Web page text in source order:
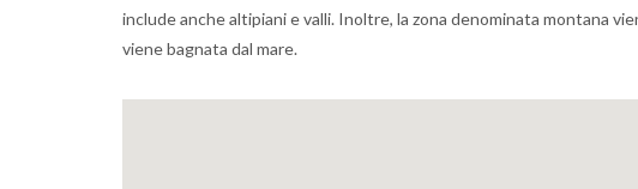
include anche altipiani e valli. Inoltre, la zona denominata montana
viene bagnata dal mare.